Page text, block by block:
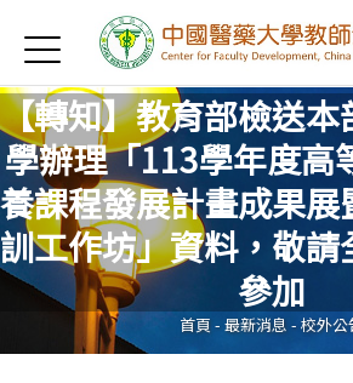
首頁
認識我們
教學研習
新進教師
傑出教授
教師專業社群
Jump to
Jump to Main
【轉知】教育部檢送
學辦理「113學年度高
養課程發展計畫成果
訓工作坊」資料，敬
參加
您在這裡
首頁 - 最新消息 - 校外公